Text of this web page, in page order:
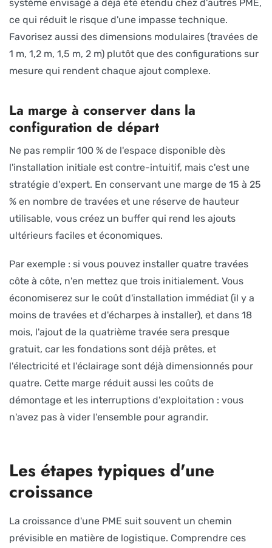
système envisagé a déjà été étendu chez d'autres PME,
ce qui réduit le risque d'une impasse technique.
Favorisez aussi des dimensions modulaires (travées de
1 m, 1,2 m, 1,5 m, 2 m) plutôt que des configurations sur
mesure qui rendent chaque ajout complexe.
La marge à conserver dans la
configuration de départ
Ne pas remplir 100 % de l'espace disponible dès
l'installation initiale est contre-intuitif, mais c'est une
stratégie d'expert. En conservant une marge de 15 à 25
% en nombre de travées et une réserve de hauteur
utilisable, vous créez un buffer qui rend les ajouts
ultérieurs faciles et économiques.
Par exemple : si vous pouvez installer quatre travées
côte à côte, n'en mettez que trois initialement. Vous
économiserez sur le coût d'installation immédiat (il y a
moins de travées et d'écharpes à installer), et dans 18
mois, l'ajout de la quatrième travée sera presque
gratuit, car les fondations sont déjà prêtes, et
l'électricité et l'éclairage sont déjà dimensionnés pour
quatre. Cette marge réduit aussi les coûts de
démontage et les interruptions d'exploitation : vous
n'avez pas à vider l'ensemble pour agrandir.
Les étapes typiques d'une
croissance
La croissance d'une PME suit souvent un chemin
prévisible en matière de logistique. Comprendre ces